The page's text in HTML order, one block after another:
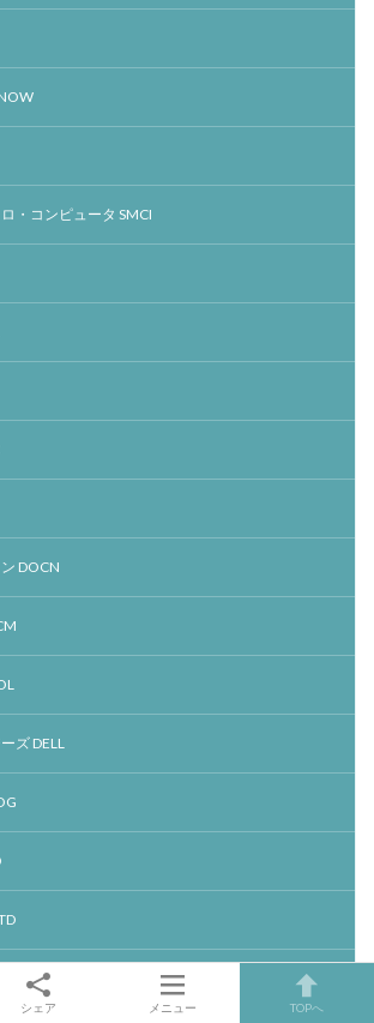
・コンピュータ SMCI
DOCN
ズ DELL
シェア メニュー TOPへ